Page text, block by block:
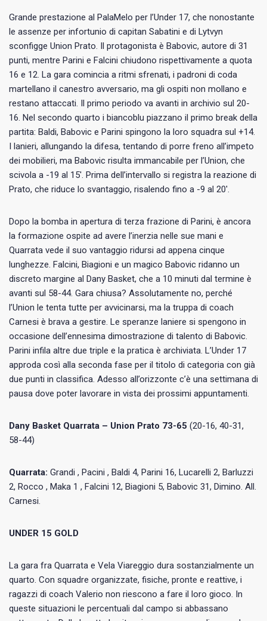
Grande prestazione al PalaMelo per l’Under 17, che nonostante
le assenze per infortunio di capitan Sabatini e di Lytvyn
sconfigge Union Prato. Il protagonista è Babovic, autore di 31
punti, mentre Parini e Falcini chiudono rispettivamente a quota
16 e 12. La gara comincia a ritmi sfrenati, i padroni di coda
martellano il canestro avversario, ma gli ospiti non mollano e
restano attaccati. Il primo periodo va avanti in archivio sul 20-
16. Nel secondo quarto i biancoblu piazzano il primo break della
partita: Baldi, Babovic e Parini spingono la loro squadra sul +14.
I lanieri, allungando la difesa, tentando di porre freno all’impeto
dei mobilieri, ma Babovic risulta immancabile per l’Union, che
scivola a -19 al 15′. Prima dell’intervallo si registra la reazione di
Prato, che riduce lo svantaggio, risalendo fino a -9 al 20′.
Dopo la bomba in apertura di terza frazione di Parini, è ancora
la formazione ospite ad avere l’inerzia nelle sue mani e
Quarrata vede il suo vantaggio ridursi ad appena cinque
lunghezze. Falcini, Biagioni e un magico Babovic ridanno un
discreto margine al Dany Basket, che a 10 minuti dal termine è
avanti sul 58-44. Gara chiusa? Assolutamente no, perché
l’Union le tenta tutte per avvicinarsi, ma la truppa di coach
Carnesi è brava a gestire. Le speranze laniere si spengono in
occasione dell’ennesima dimostrazione di talento di Babovic.
Parini infila altre due triple e la pratica è archiviata. L’Under 17
approda così alla seconda fase per il titolo di categoria con già
due punti in classifica. Adesso all’orizzonte c’è una settimana di
pausa dove poter lavorare in vista dei prossimi appuntamenti.
Dany Basket Quarrata – Union Prato 73-65 (20-16, 40-31,
58-44)
Quarrata: Grandi , Pacini , Baldi 4, Parini 16, Lucarelli 2, Barluzzi
2, Rocco , Maka 1 , Falcini 12, Biagioni 5, Babovic 31, Dimino. All.
Carnesi.
UNDER 15 GOLD
La gara fra Quarrata e Vela Viareggio dura sostanzialmente un
quarto. Con squadre organizzate, fisiche, pronte e reattive, i
ragazzi di coach Valerio non riescono a fare il loro gioco. In
queste situazioni le percentuali dal campo si abbassano